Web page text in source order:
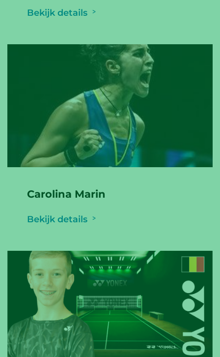
Bekijk details
Carolina Marin
Bekijk details